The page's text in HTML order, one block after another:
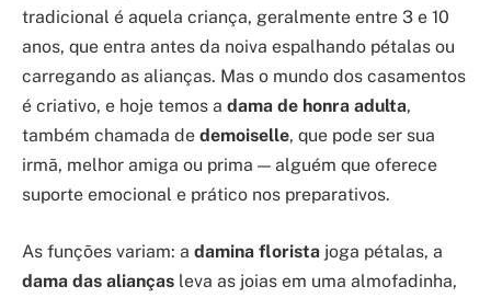
tradicional é aquela criança, geralmente entre 3 e 10
anos, que entra antes da noiva espalhando pétalas ou
carregando as alianças. Mas o mundo dos casamentos
é criativo, e hoje temos a dama de honra adulta,
também chamada de demoiselle, que pode ser sua
irmã, melhor amiga ou prima — alguém que oferece
suporte emocional e prático nos preparativos.
As funções variam: a damina florista joga pétalas, a
dama das alianças leva as joias em uma almofadinha,